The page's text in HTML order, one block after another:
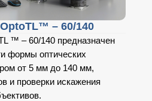
– 60/140
™ – 60/140 предназначен
формы оптических
от 5 мм до 140 мм,
и проверки искажения